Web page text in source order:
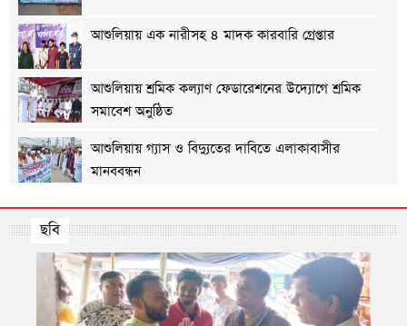
আশুলিয়ায় এক নারীসহ ৪ মাদক কারবারি গ্রেপ্তার
আশুলিয়ায় শ্রমিক কল্যাণ ফেডারেশনের উদ্যোগে শ্রমিক
সমাবেশ অনুষ্ঠিত
আশুলিয়ায় গ্যাস ও বিদ্যুতের দাবিতে এলাকাবাসীর
মানববন্ধন
আশুলিয়ায় প্রীতি ফুটবল ম্যাচ অনুষ্ঠিত
আশুলিয়ায় শিল্প প্রতিষ্ঠানে নিরবিচ্ছিন্ন গ্যাস ও বিদ্যুৎ
সরবরাহের দাবিতে মানববন্ধন
আশুলিয়ায় বিকাশের ২ কোটি ৩৫ লাখ টাকা আত্মসাৎ করে
ছবি